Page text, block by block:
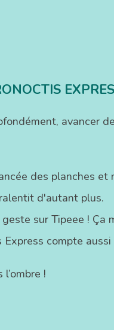
avancer
des planches et
d'autant plus.
sur Tipeee ! Ça
compte aussi
!